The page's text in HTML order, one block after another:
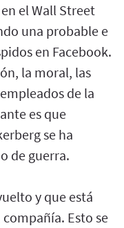
el Wall Street
una probable e
en Facebook.
la moral, las
de la
es que
se ha
de guerra.
y que está
Esto se